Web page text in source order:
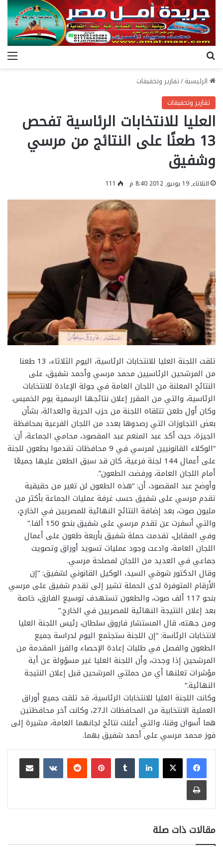
الرئيسية/تقارير وتحقيقات
تقارير وتحقيقات
العليا للانتخابات الرئاسية تفحص
13 طعنًا على النتائج من مرسي
وشفيق
الثلاثاء, 19 يونيو, 2012 8:40 م 111
تلقت اللجنة العليا للانتخابات الرئاسية، اليوم الثلاثاء، 13 طعنا
من المرشحين الرئاسيين محمد مرسي وأحمد شفيق، على
النتائج المعلنة من اللجان العامة في جولة الإعادة للانتخابات
الرئاسية، والتي من المقرر إعلان نتائجها الرسمية يوم الخميس.
وكان أول طعن تتلقاه اللجنة من حزب الحرية والعدالة، بشأن
بعض التجاوزات التي رصدوها بعدد من اللجان الفرعية بمحافظة
الجيزة، حيث أكد عبد المنعم عبد المقصود، محامي الجماعة، أن:
“الوكلاء القانونيين لمرسي في 9 محافظات تقدموا بطعون للجنة
على أعمال 144 لجنة فرعية، كان قد سبق الطعن عليها جميعًا
أمام اللجان العامة، ورفضت الطعون”.
وأوضح عبد المقصود، أن: “هذه الطعون لن تغير من حقيقية
تقدم مرسي على شفيق حسب غرفة عمليات الجماعة بأكثر من
مليون صوت، بعد إضافة النتائج النهائية للمصريين في الخارج،
والتي أسفرت عن تقدم مرسي على شفيق بنحو 150 ألفا.”
وفي المقابل، تقدمت حملة شفيق بأربعة طعون على أعمال
اللجان العامة، وادعت وجود عمليات تسويد أوراق وتصويت
جماعي في العديد من اللجان لمصلحة مرسي.
وقال الدكتور شوقي السيد، الوكيل القانوني لشفيق: “إن
الأرقام المتوفرة لدى الحملة تشير إلى تقدم شفيق على مرسي
بنحو 117 ألف صوت، والطعون تستهدف توسيع الفارق، خاصة
بعد إعلان النتيجة النهائية للمصريين في الخارج.”
ومن جهته، قال المستشار فاروق سلطان، رئيس اللجنة العليا
لانتخابات الرئاسة: “إن اللجنة ستجتمع اليوم لدراسة جميع
الطعون والفصل في طلبات إعادة الإحصاء والفرز المقدمة من
المرشحين إذا وجدت، وأن اللجنة العليا غير مسؤولة عن أية
مؤشرات تعلنها أي من حملتي المرشحين قبل إعلان النتيجة
النهائية.”
وكانت اللجنة العليا للانتخابات الرئاسية، قد تلقت جميع أوراق
العملية الانتخابية من المحافظات الـ27، وكانت آخر محافظتين
هما أسوان وقنا، والتي أعلنت نتائج لجانهما العامة، مشيرة إلى
فوز محمد مرسي على أحمد شفيق بهما.
لينكدإن بينتيريست
مشاركة عبر البريد
طباعة
مقالات ذات صلة